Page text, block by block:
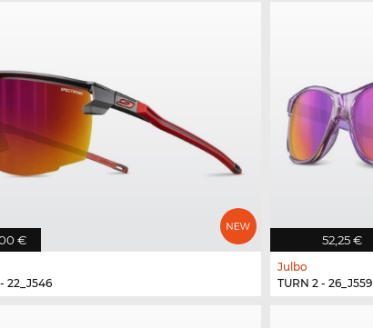
€
22_J546
52,25 €
Julbo
TURN 2 - 26_J559